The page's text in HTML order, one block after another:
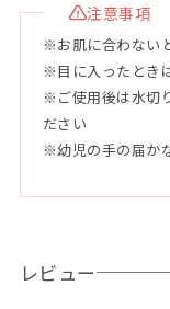
●配合成分
石鹸素地（パーム
ナッツ油、ヒマシ
脂、ホホバ種子油
水、ゲットウ葉水
ス、ラベンダー花
注意事項
※お肌に合わない
※目に入ったとき
※ご使用後は水切
ださい
※幼児の手の届か
レビュー